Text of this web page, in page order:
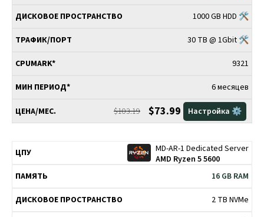
1000 GB HDD 🛠
30 TB @ 1Gbit 🛠
9321
6 месяцев
$103.19 $73.99 Настройка ⚙️
MD-AR-1 Dedicated Server
AMD Ryzen 5 5600
16 GB RAM
2 TB NVMe